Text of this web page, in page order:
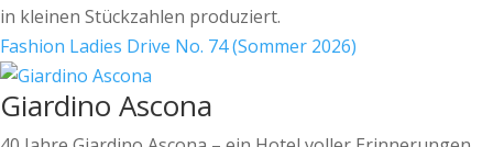
in kleinen Stückzahlen produziert.
Fashion Ladies Drive No. 74 (Sommer 2026)
Giardino Ascona